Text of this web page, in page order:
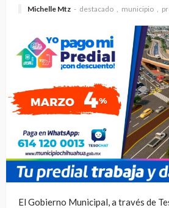
Michelle Mtz destacado municipio
El Gobierno Municipal, a través de